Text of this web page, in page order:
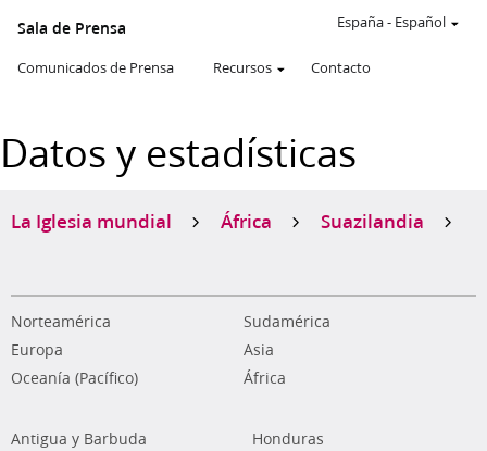
Sala de Prensa
Comunicados de Prensa Recursos Contacto
España- Español
Datos y estadísticas
La Iglesia mundial África Suazilandia
Norteamérica
Sudamérica
Europa
Asia
Oceanía (Pacífico)
África
Antigua y Barbuda
Honduras